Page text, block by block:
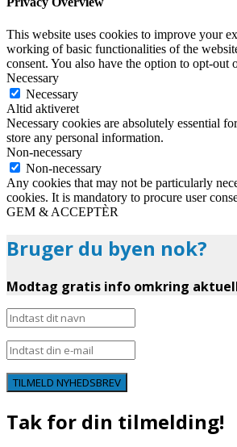
This website uses cookies to improve your
working of basic functionalities of the
consent. You also have the option to opt-
Necessary
Necessary
Altid aktiveret
Necessary cookies are absolutely essential
store any personal information.
Non-necessary
Non-necessary
Any cookies that may not be particularly
cookies. It is mandatory to procure user
GEM & ACCEPTÈR
Bruger du byen nok?
Modtag gratis info omkring
TILMELD NYHEDSBREV
Tak for din tilmelding!